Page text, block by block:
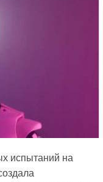
испытаний на